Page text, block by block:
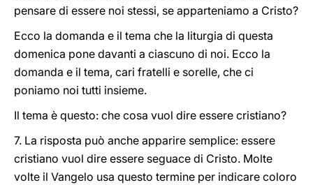
pensare di essere noi stessi, se apparteniamo a Cristo?
Ecco la domanda e il tema che la liturgia di questa
domenica pone davanti a ciascuno di noi. Ecco la
domanda e il tema, cari fratelli e sorelle, che ci
poniamo noi tutti insieme.
Il tema è questo: che cosa vuol dire essere cristiano?
7. La risposta può anche apparire semplice: essere
cristiano vuol dire essere seguace di Cristo. Molte
volte il Vangelo usa questo termine per indicare coloro